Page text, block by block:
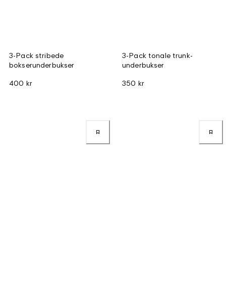
3-Pack stribede
bokserunderbukser
400 kr
3-Pack tonale trunk-
underbukser
350 kr